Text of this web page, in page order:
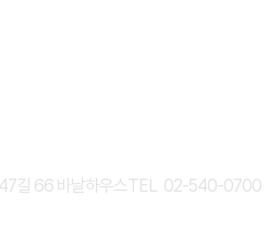
길 66 바날하우스TEL 02-540-0700